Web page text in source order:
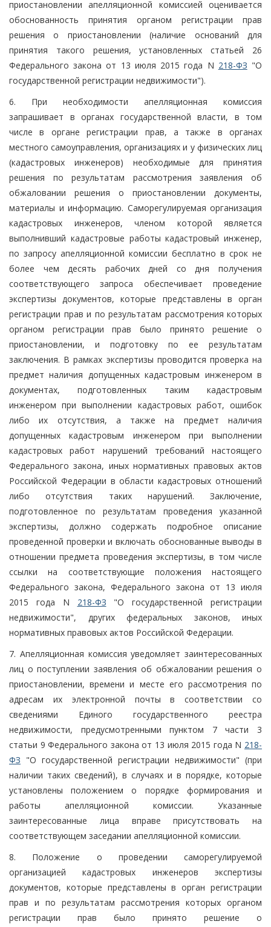
приостановлении апелляционной комиссией оценивается
обоснованность принятия органом регистрации прав
решения о приостановлении (наличие оснований для
принятия такого решения, установленных статьей 26
Федерального закона от 13 июля 2015 года N 218-ФЗ "О
государственной регистрации недвижимости").
6. При необходимости апелляционная комиссия
запрашивает в органах государственной власти, в том
числе в органе регистрации прав, а также в органах
местного самоуправления, организациях и у физических лиц
(кадастровых инженеров) необходимые для принятия
решения по результатам рассмотрения заявления об
обжаловании решения о приостановлении документы,
материалы и информацию. Саморегулируемая организация
кадастровых инженеров, членом которой является
выполнивший кадастровые работы кадастровый инженер,
по запросу апелляционной комиссии бесплатно в срок не
более чем десять рабочих дней со дня получения
соответствующего запроса обеспечивает проведение
экспертизы документов, которые представлены в орган
регистрации прав и по результатам рассмотрения которых
органом регистрации прав было принято решение о
приостановлении, и подготовку по ее результатам
заключения. В рамках экспертизы проводится проверка на
предмет наличия допущенных кадастровым инженером в
документах, подготовленных таким кадастровым
инженером при выполнении кадастровых работ, ошибок
либо их отсутствия, а также на предмет наличия
допущенных кадастровым инженером при выполнении
кадастровых работ нарушений требований настоящего
Федерального закона, иных нормативных правовых актов
Российской Федерации в области кадастровых отношений
либо отсутствия таких нарушений. Заключение,
подготовленное по результатам проведения указанной
экспертизы, должно содержать подробное описание
проведенной проверки и включать обоснованные выводы в
отношении предмета проведения экспертизы, в том числе
ссылки на соответствующие положения настоящего
Федерального закона, Федерального закона от 13 июля
2015 года N 218-ФЗ "О государственной регистрации
недвижимости", других федеральных законов, иных
нормативных правовых актов Российской Федерации.
7. Апелляционная комиссия уведомляет заинтересованных
лиц о поступлении заявления об обжаловании решения о
приостановлении, времени и месте его рассмотрения по
адресам их электронной почты в соответствии со
сведениями Единого государственного реестра
недвижимости, предусмотренными пунктом 7 части 3
статьи 9 Федерального закона от 13 июля 2015 года N 218-
ФЗ "О государственной регистрации недвижимости" (при
наличии таких сведений), в случаях и в порядке, которые
установлены положением о порядке формирования и
работы апелляционной комиссии. Указанные
заинтересованные лица вправе присутствовать на
соответствующем заседании апелляционной комиссии.
8. Положение о проведении саморегулируемой
организацией кадастровых инженеров экспертизы
документов, которые представлены в орган регистрации
прав и по результатам рассмотрения которых органом
регистрации прав было принято решение о